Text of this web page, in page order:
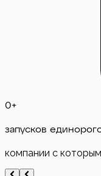
0+
запусков
компании с